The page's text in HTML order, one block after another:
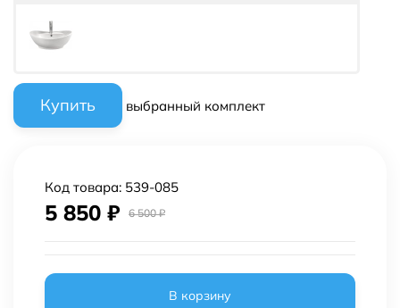
выбранный комплект
Код товара: 539-085
5 850 ₽ 6 500₽
В корзину